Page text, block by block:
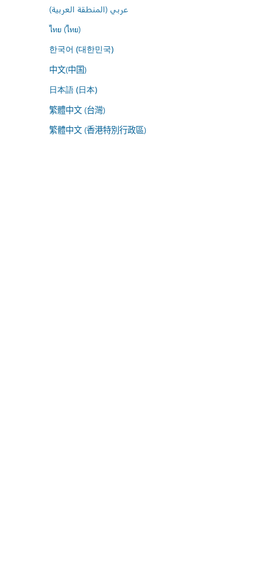
عربي (المنطقة العربية)
ไทย (ไทย)
한국어 (대한민국)
中文(中国)
日本語 (日本)
繁體中文 (台灣)
繁體中文 (香港特別行政區)